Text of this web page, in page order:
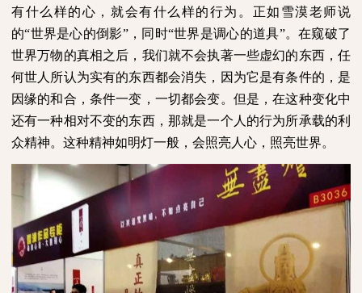
有什么样的心，就会有什么样的行为。正如雪漠老师说
的“世界是心的倒影”，同时“世界是调心的道具”。在窥破了
世界万物的真相之后，我们就不会执著一些虚幻的东西，任
何世人所认为实有的东西都会消失，因为它是有条件的，是
因缘的和合，条件一变，一切都会变。但是，在这种变化中
还有一种相对不变的东西，那就是一个人的行为所承载的利
众精神。这种精神如明灯一般，会照亮人心，照亮世界。